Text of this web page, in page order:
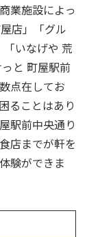
業施設によっ
店」「グル
いなげや 荒
と 町屋駅前
点在してお
ることはあり
駅前中央通り
店までが軒を
験ができま